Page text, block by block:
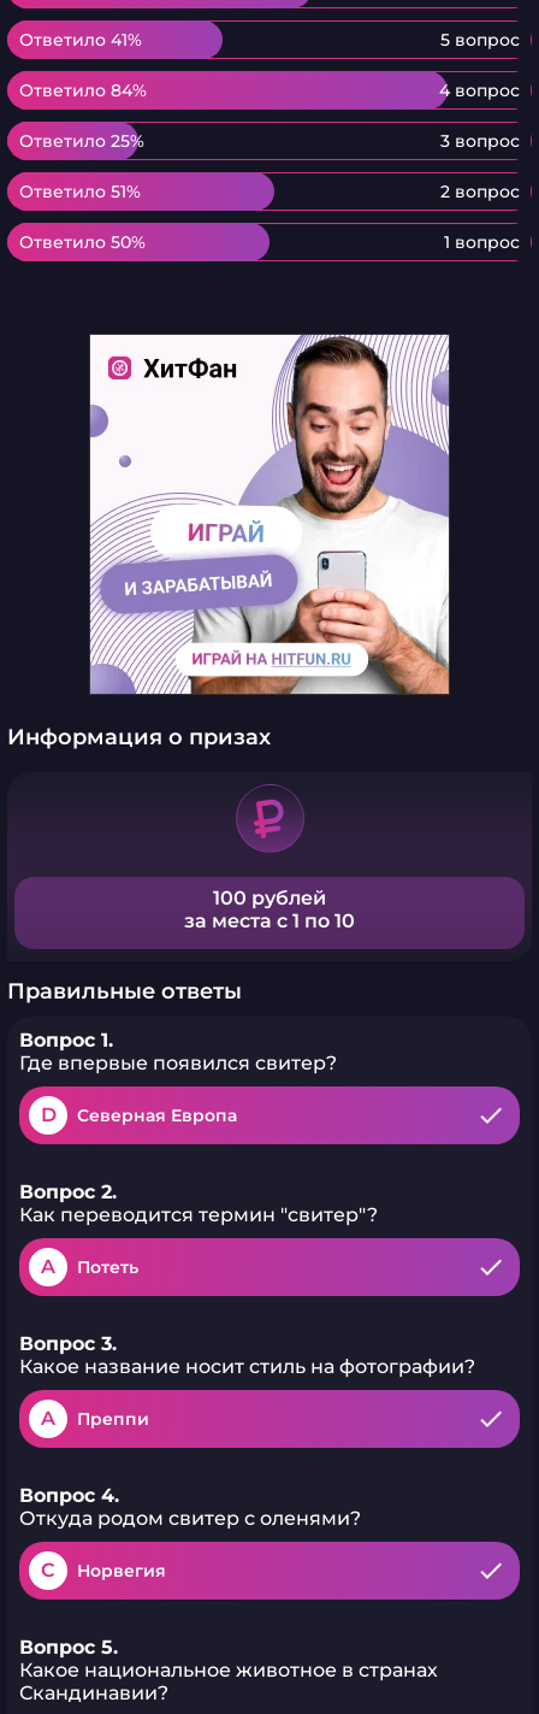
Ответило 41% 5 вопрос
Ответило 41%
Ответило 84% 4 вопрос
Ответило 84%
Ответило 25% 3 вопрос
Ответило 25%
Ответило 51% 2 вопрос
Ответило 51%
Ответило 50% 1 вопрос
Ответило 50%
Информация о призах
100 рублей
за места с 1 по 10
Правильные ответы
Вопрос 1.
Где впервые появился свитер?
D Северная Европа
Вопрос 2.
Как переводится термин "свитер"?
A Потеть
Вопрос 3.
Какое название носит стиль на фотографии?
A Преппи
Вопрос 4.
Откуда родом свитер с оленями?
C Норвегия
Вопрос 5.
Какое национальное животное в странах
Скандинавии?